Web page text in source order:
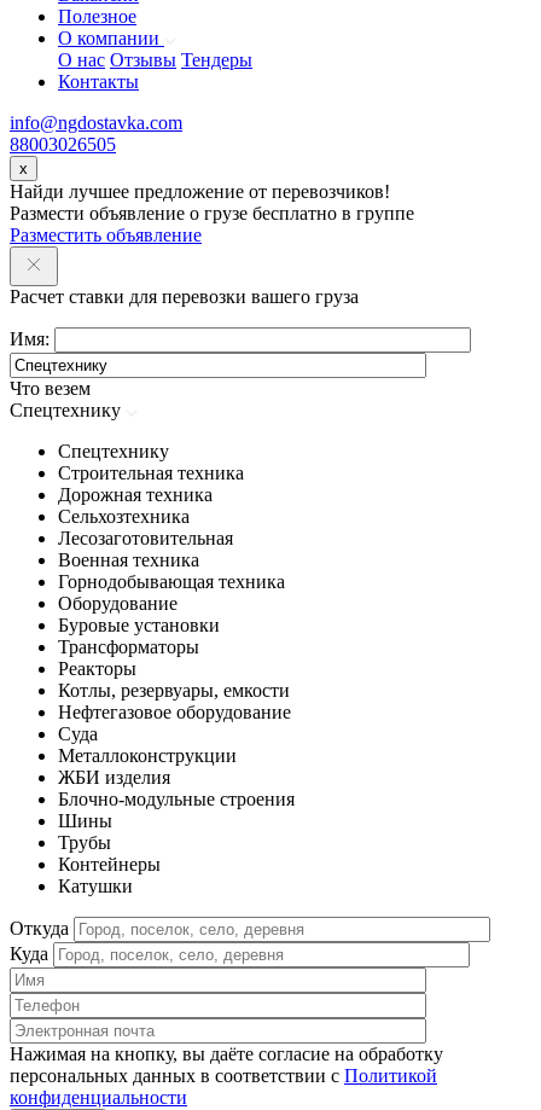
Полезное
О компании
О нас Отзывы Тендеры
Контакты
info@ngdostavka.com
88003026505
x
Найди лучшее предложение от перевозчиков!
Размести объявление о грузе бесплатно в группе
Разместить объявление
Расчет ставки для перевозки вашего груза
Имя:
Что везем
Спецтехнику
Спецтехнику
Строительная техника
Дорожная техника
Сельхозтехника
Лесозаготовительная
Военная техника
Горнодобывающая техника
Оборудование
Буровые установки
Трансформаторы
Реакторы
Котлы, резервуары, емкости
Нефтегазовое оборудование
Cуда
Металлоконструкции
ЖБИ изделия
Блочно-модульные строения
Шины
Трубы
Контейнеры
Катушки
Откуда
Куда
Нажимая на кнопку, вы даёте согласие на обработку
персональных данных в соответствии c Политикой
конфиденциальности